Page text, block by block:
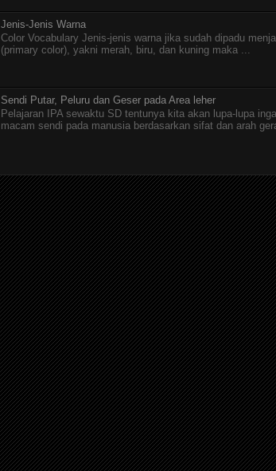
Jenis-Jenis Warna
Color Vocabulary Jenis-jenis warna jika sudah dipadu
(primary color), yakni merah, biru, dan kuning maka ...
Sendi Putar, Peluru dan Geser pada Area leher
Pelajaran IPA sewaktu SD tentunya kita akan lupa-lupa
macam sendi pada manusia berdasarkan sifat dan arah